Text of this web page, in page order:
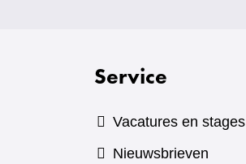
Service
Vacatures en stages
Nieuwsbrieven